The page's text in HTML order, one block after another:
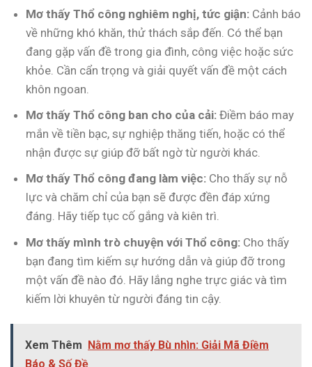
Mơ thấy Thổ công nghiêm nghị, tức giận: Cảnh báo
về những khó khăn, thử thách sắp đến. Có thể bạn
đang gặp vấn đề trong gia đình, công việc hoặc sức
khỏe. Cần cẩn trọng và giải quyết vấn đề một cách
khôn ngoan.
Mơ thấy Thổ công ban cho của cải: Điềm báo may
mắn về tiền bạc, sự nghiệp thăng tiến, hoặc có thể
nhận được sự giúp đỡ bất ngờ từ người khác.
Mơ thấy Thổ công đang làm việc: Cho thấy sự nỗ
lực và chăm chỉ của bạn sẽ được đền đáp xứng
đáng. Hãy tiếp tục cố gắng và kiên trì.
Mơ thấy mình trò chuyện với Thổ công: Cho thấy
bạn đang tìm kiếm sự hướng dẫn và giúp đỡ trong
một vấn đề nào đó. Hãy lắng nghe trực giác và tìm
kiếm lời khuyên từ người đáng tin cậy.
Xem Thêm Nằm mơ thấy Bù nhìn: Giải Mã Điềm
Báo & Số Đề